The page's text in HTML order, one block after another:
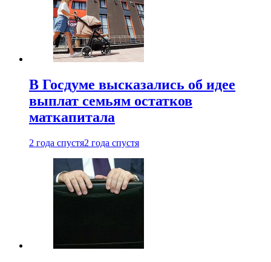
В Госдуме высказались об идее
выплат семьям остатков
маткапитала
2 года спустя2 года спустя